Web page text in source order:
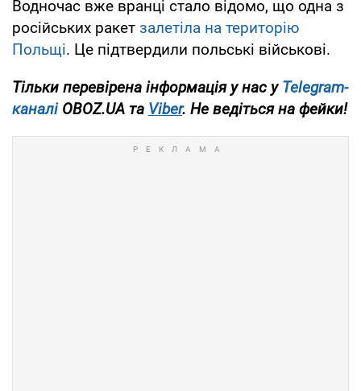
Водночас вже вранці стало відомо, що одна з
російських ракет залетіла на територію
Польщі. Це підтвердили польські військові.
Тільки перевірена інформація у нас уTelegram-
каналіOBOZ.UA та Viber. Не ведіться на фейки!